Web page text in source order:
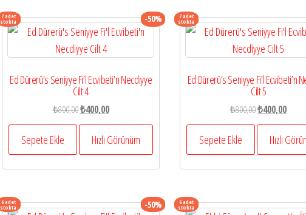
7 adet
stokta -50%
Ed Dürerü’s Seniyye Fi’l Ecvibeti’n Necdiyye
Cilt 4
₺800,00Orijinal
fiyat:
₺800,00.
₺400,00Şu
andaki
fiyat:
₺400,00.
Sepete Ekle Hızlı Görünüm
7 adet
stokta
Ed Dürerü’s Seniyye Fi’l Ecvibeti’n
Cilt 5
₺800,00Orijinal
fiyat:
₺800,00.
₺400,00Şu
fiyat:
Sepete Ekle Hızlı
6 adet
stokta -50% 6 adet
stokta